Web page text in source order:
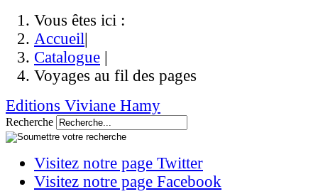
Vous êtes ici :
Accueil|
Catalogue |
Voyages au fil des pages
Editions Viviane Hamy
Recherche
Visitez notre page Twitter
Visitez notre page Facebook